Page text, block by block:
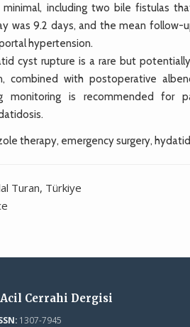
minimal, including two bile fistulas
was 9.2 days, and the mean
hypertension.
cyst rupture is a rare but
combined with postoperative
monitoring is recommended
therapy, emergency surgery,
Turan, Türkiye
Cerrahi Dergisi
1307-7945